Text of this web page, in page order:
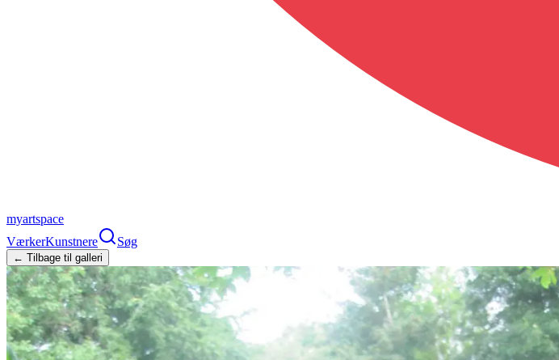
myartspace
VærkerKunstnere Søg
← Tilbage til galleri